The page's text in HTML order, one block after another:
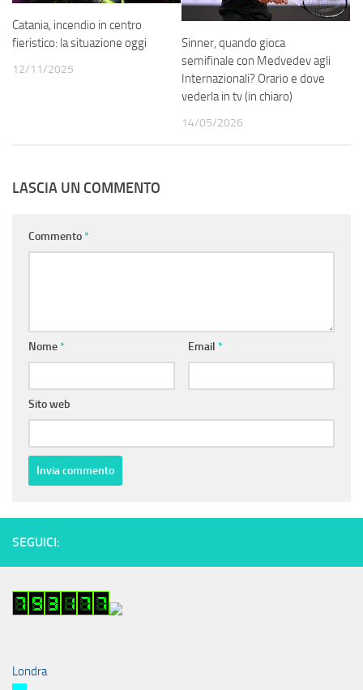
Catania, incendio in centro
fieristico: la situazione oggi
12/11/2025
Sinner, quando gioca
semifinale con Medvedev agli
Internazionali? Orario e dove
vederla in tv (in chiaro)
14/05/2026
LASCIA UN COMMENTO
Commento*
Nome* Email *
Sito web
SEGUICI:
Londra